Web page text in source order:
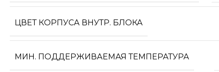
ЦВЕТ КОРПУСА ВНУТР. БЛОКА
МИН. ПОДДЕРЖИВАЕМАЯ ТЕМПЕРАТУРА